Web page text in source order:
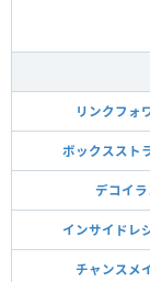
リンクフォ
ボックススト
デコイラ
インサイドレ
チャンスメ